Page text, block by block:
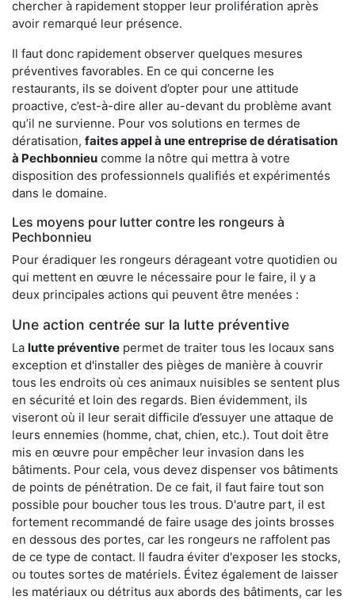
chercher à rapidement stopper leur prolifération après
avoir remarqué leur présence.
Il faut donc rapidement observer quelques mesures
préventives favorables. En ce qui concerne les
restaurants, ils se doivent d’opter pour une attitude
proactive, c’est-à-dire aller au-devant du problème avant
qu’il ne survienne. Pour vos solutions en termes de
dératisation, faites appel à une entreprise de dératisation
à Pechbonnieu comme la nôtre qui mettra à votre
disposition des professionnels qualifiés et expérimentés
dans le domaine.
Les moyens pour lutter contre les rongeurs à
Pechbonnieu
Pour éradiquer les rongeurs dérageant votre quotidien ou
qui mettent en œuvre le nécessaire pour le faire, il y a
deux principales actions qui peuvent être menées :
Une action centrée sur la lutte préventive
La lutte préventive permet de traiter tous les locaux sans
exception et d'installer des pièges de manière à couvrir
tous les endroits où ces animaux nuisibles se sentent plus
en sécurité et loin des regards. Bien évidemment, ils
viseront où il leur serait difficile d’essuyer une attaque de
leurs ennemies (homme, chat, chien, etc.). Tout doit être
mis en œuvre pour empêcher leur invasion dans les
bâtiments. Pour cela, vous devez dispenser vos bâtiments
de points de pénétration. De ce fait, il faut faire tout son
possible pour boucher tous les trous. D'autre part, il est
fortement recommandé de faire usage des joints brosses
en dessous des portes, car les rongeurs ne raffolent pas
de ce type de contact. Il faudra éviter d'exposer les stocks,
ou toutes sortes de matériels. Évitez également de laisser
les matériaux ou détritus aux abords des bâtiments, car les